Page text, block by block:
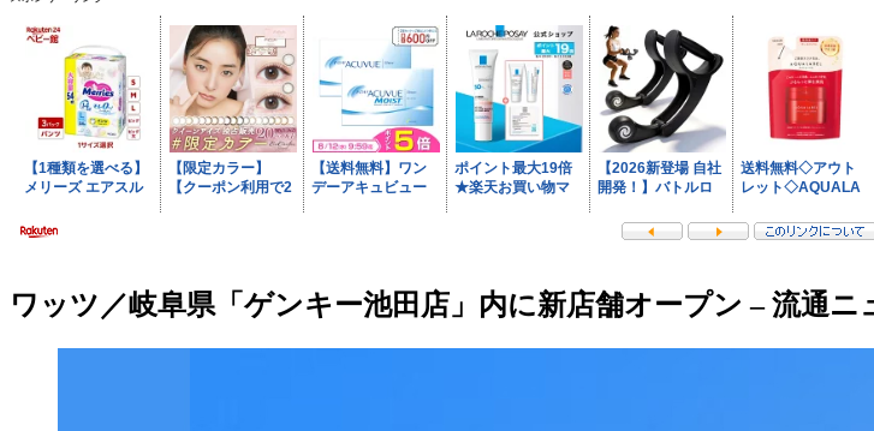
ワッツ／岐阜県「ゲンキー池田店」内に新店舗オープン – 流通ニ